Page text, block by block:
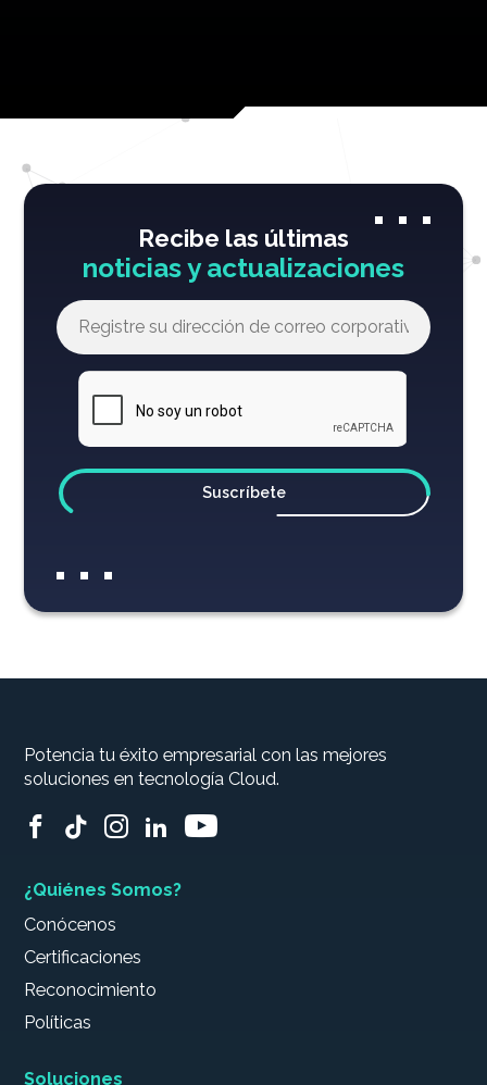
Recibe las últimas
noticias y actualizaciones
Suscríbete
Potencia tu éxito empresarial con las mejores
soluciones en tecnología Cloud.
¿Quiénes Somos?
Conócenos
Certificaciones
Reconocimiento
Políticas
Soluciones